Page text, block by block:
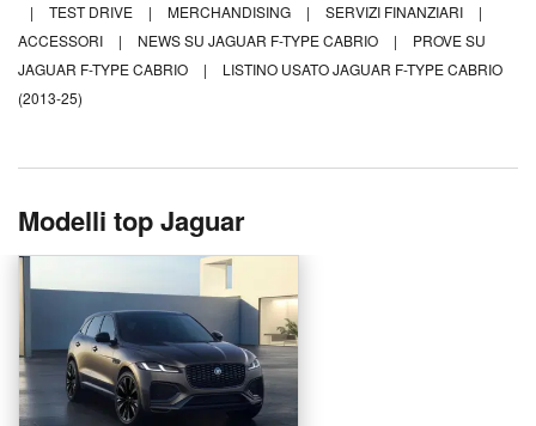
|
TEST DRIVE | MERCHANDISING | SERVIZI FINANZIARI
|
ACCESSORI
| NEWS SU JAGUAR F-TYPE CABRIO |
PROVE SU
JAGUAR F-TYPE CABRIO
|
LISTINO USATO JAGUAR F-TYPE CABRIO
(2013-25)
Modelli top Jaguar